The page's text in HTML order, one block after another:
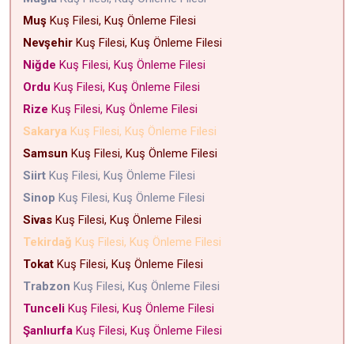
Muş Kuş Filesi, Kuş Önleme Filesi
Nevşehir Kuş Filesi, Kuş Önleme Filesi
Niğde Kuş Filesi, Kuş Önleme Filesi
Ordu Kuş Filesi, Kuş Önleme Filesi
Rize Kuş Filesi, Kuş Önleme Filesi
Sakarya Kuş Filesi, Kuş Önleme Filesi
Samsun Kuş Filesi, Kuş Önleme Filesi
Siirt Kuş Filesi, Kuş Önleme Filesi
Sinop Kuş Filesi, Kuş Önleme Filesi
Sivas Kuş Filesi, Kuş Önleme Filesi
Tekirdağ Kuş Filesi, Kuş Önleme Filesi
Tokat Kuş Filesi, Kuş Önleme Filesi
Trabzon Kuş Filesi, Kuş Önleme Filesi
Tunceli Kuş Filesi, Kuş Önleme Filesi
Şanlıurfa Kuş Filesi, Kuş Önleme Filesi